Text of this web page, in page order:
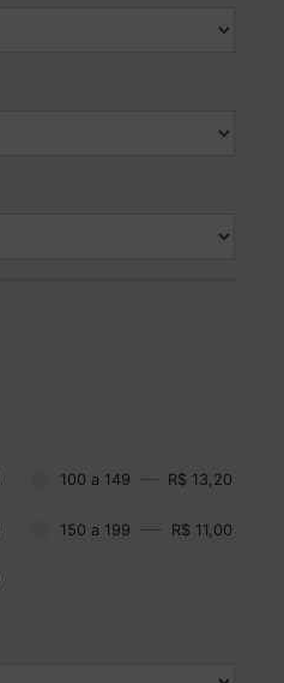
100 a 149 R$ 13,20
150 a 199 R$ 11,00